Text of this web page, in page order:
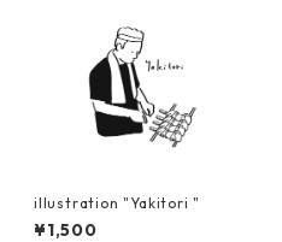
illustration "Yakitori "
¥1,500